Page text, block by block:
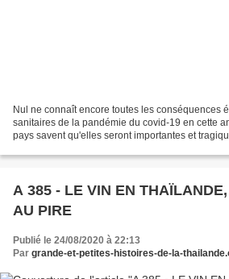
Nul ne connaît encore toutes les conséquences
sanitaires de la pandémie du covid-19 en cette
pays savent qu'elles seront importantes et
A 385 - LE VIN EN
AU PIRE
Publié le 24/08/2020 à 22:13
Par grande-et-petites-histoires-de-la-